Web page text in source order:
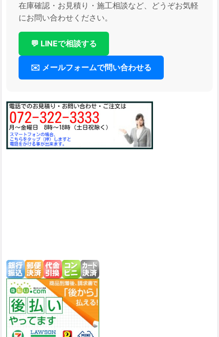
在庫確認・お見積り・施工相談など、どうぞお気軽
にお問い合わせください。
💬 LINEで相談する
✉️ メールフォームで問い合わせる